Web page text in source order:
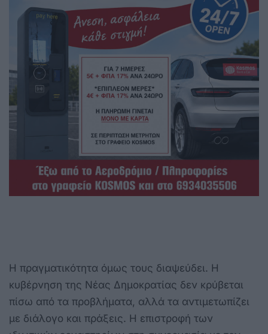
Η πραγματικότητα όμως τους διαψεύδει. Η
κυβέρνηση της Νέας Δημοκρατίας δεν κρύβεται
πίσω από τα προβλήματα, αλλά τα αντιμετωπίζει
με διάλογο και πράξεις. Η επιστροφή των